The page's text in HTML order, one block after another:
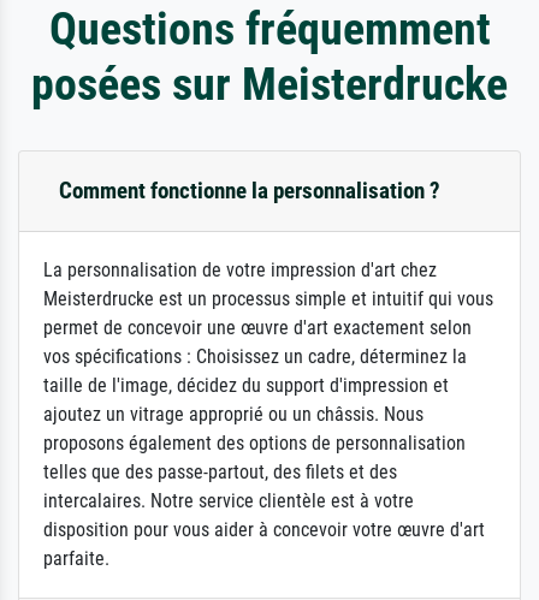
Questions fréquemment
posées sur Meisterdrucke
Comment fonctionne la personnalisation ?
La personnalisation de votre impression d'art chez
Meisterdrucke est un processus simple et intuitif qui vous
permet de concevoir une œuvre d'art exactement selon
vos spécifications : Choisissez un cadre, déterminez la
taille de l'image, décidez du support d'impression et
ajoutez un vitrage approprié ou un châssis. Nous
proposons également des options de personnalisation
telles que des passe-partout, des filets et des
intercalaires. Notre service clientèle est à votre
disposition pour vous aider à concevoir votre œuvre d'art
parfaite.